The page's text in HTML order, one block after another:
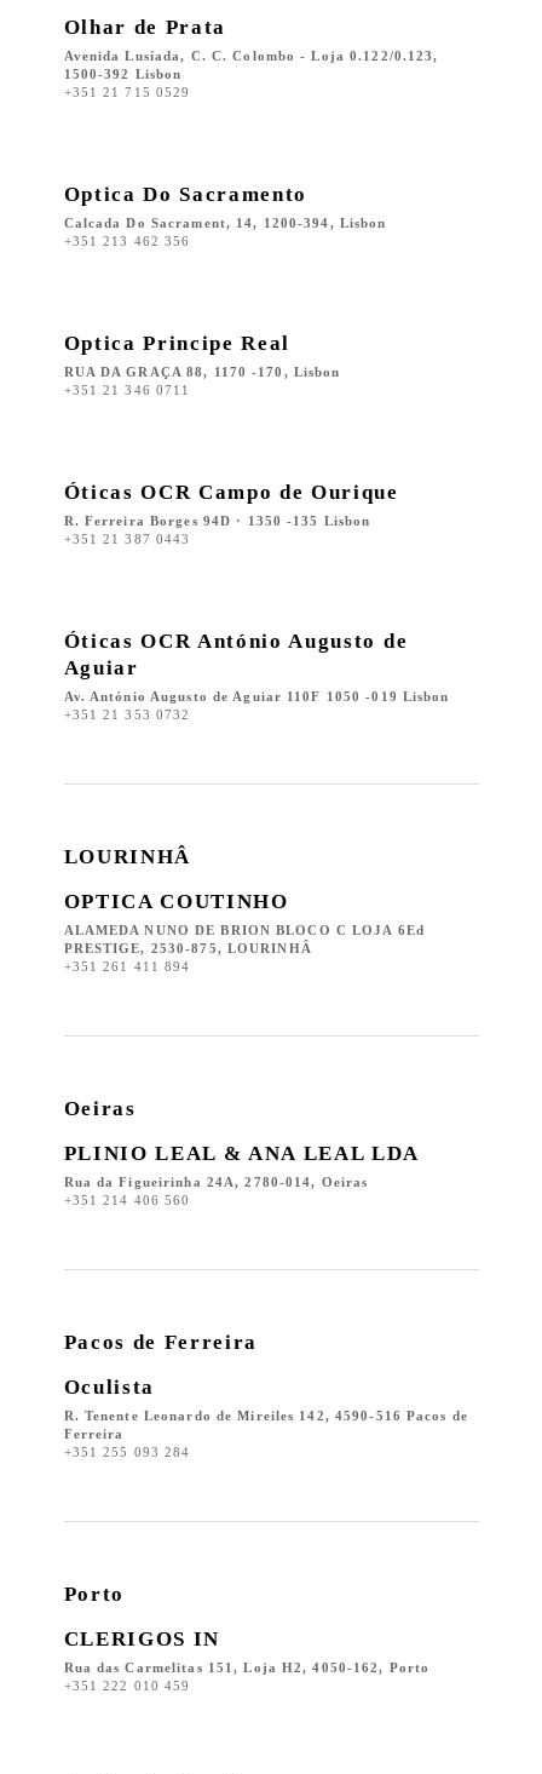
Olhar de Prata
Avenida Lusíada, C. C. Colombo - Loja 0.122/0.123,
1500-392 Lisbon
+351 21 715 0529
Optica Do Sacramento
Calcada Do Sacrament, 14, 1200-394, Lisbon
+351 213 462 356
Optica Principe Real
RUA DA GRAÇA 88, 1170 -170, Lisbon
+351 21 346 0711
Óticas OCR Campo de Ourique
R. Ferreira Borges 94D · 1350 -135 Lisbon
+351 21 387 0443
Óticas OCR António Augusto de
Aguiar
Av. António Augusto de Aguiar 110F 1050 -019 Lisbon
+351 21 353 0732
LOURINHÂ
OPTICA COUTINHO
ALAMEDA NUNO DE BRION BLOCO C LOJA 6Ed
PRESTIGE, 2530-875, LOURINHÂ
+351 261 411 894
Oeiras
PLINIO LEAL & ANA LEAL LDA
Rua da Figueirinha 24A, 2780-014, Oeiras
+351 214 406 560
Pacos de Ferreira
Oculista
R. Tenente Leonardo de Mireiles 142, 4590-516 Pacos de
Ferreira
+351 255 093 284
Porto
CLERIGOS IN
Rua das Carmelitas 151, Loja H2, 4050-162, Porto
+351 222 010 459